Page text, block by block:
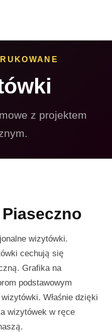
z projektem
wizytówki.
cechują się
Grafika na
podstawowym
Właśnie dzięki
wizytówek w ręce